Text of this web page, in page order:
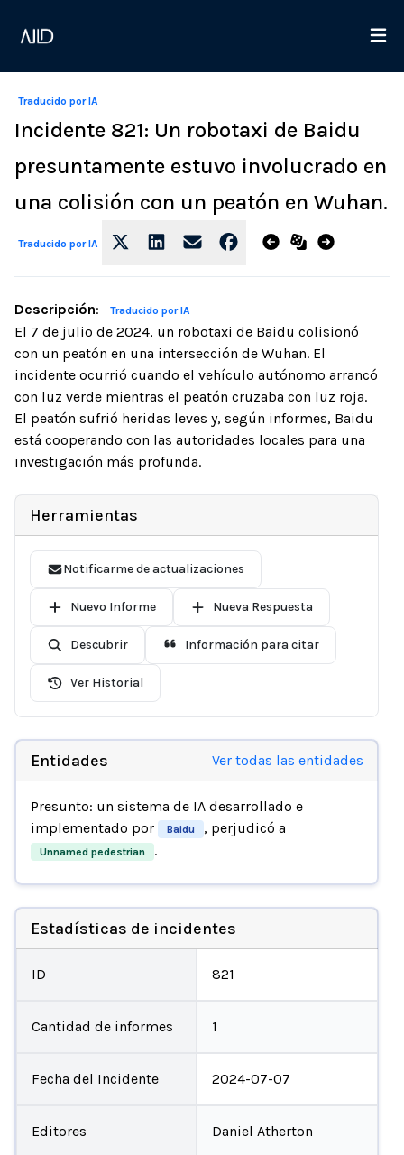
Traducido por IA
Incidente 821: Un robotaxi de Baidu
presuntamente estuvo involucrado en
una colisión con un peatón en Wuhan.
Traducido por IA
Descripción: Traducido por IA
El 7 de julio de 2024, un robotaxi de Baidu colisionó
con un peatón en una intersección de Wuhan. El
incidente ocurrió cuando el vehículo autónomo arrancó
con luz verde mientras el peatón cruzaba con luz roja.
El peatón sufrió heridas leves y, según informes, Baidu
está cooperando con las autoridades locales para una
investigación más profunda.
Herramientas
Notificarme de actualizaciones
Nuevo Informe Nueva Respuesta
Descubrir Información para citar
Ver Historial
Entidades Ver todas las entidades
Presunto: un sistema de IA desarrollado e
implementado por
Baidu , perjudicó a
Unnamed pedestrian .
Estadísticas de incidentes
ID 821
Cantidad de informes 1
Fecha del Incidente 2024-07-07
Editores Daniel Atherton